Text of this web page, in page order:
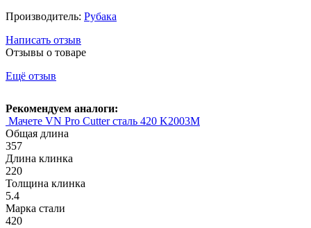
Производитель: Рубака
Написать отзыв
Отзывы о товаре
Ещё отзыв
Рекомендуем аналоги:
Мачете VN Pro Cutter сталь 420 K2003M
Общая длина
357
Длина клинка
220
Толщина клинка
5.4
Марка стали
420